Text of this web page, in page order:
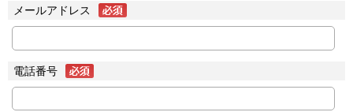
メールアドレス
電話番号